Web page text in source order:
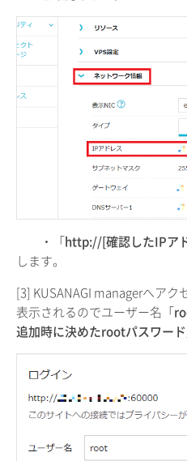
・「http://[確認したIPア
します。
[3] KUSANAGI managerへア
表示されるのでユーザー名「
追加時に決めたrootパスワード